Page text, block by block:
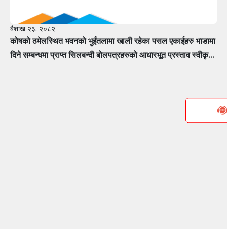
बैशाख २३, २०८२
कोषको ठमेलस्थित भवनको भुईंतलामा खाली रहेका पसल एकाईहरु भाडामा
दिने सम्बन्धमा प्राप्त सिलबन्दी बोलपत्रहरुको आधारभूत प्रस्ताव स्वीकृत